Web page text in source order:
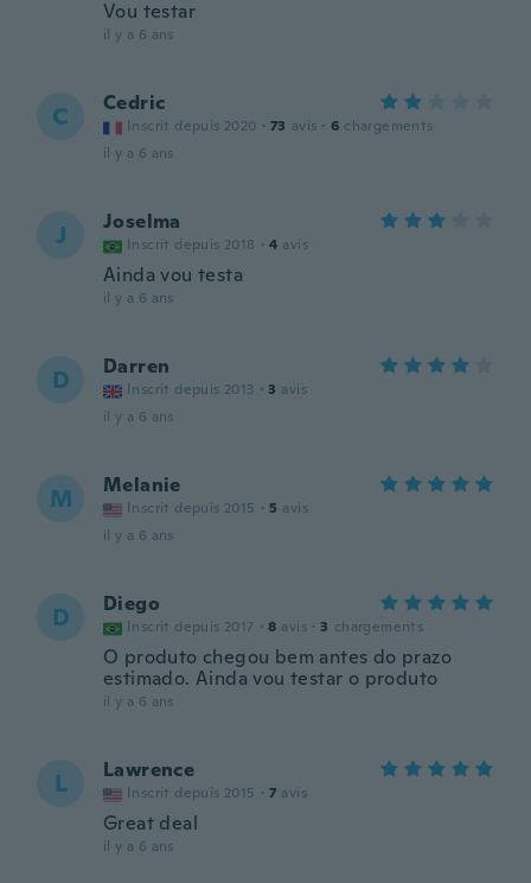
Vou testar
il y a 6 ans
C Cedric
Inscrit depuis 2020 · 73 avis · 6 chargements
il y a 6 ans
J Joselma
Inscrit depuis 2018 · 4 avis
Ainda vou testa
il y a 6 ans
D Darren
Inscrit depuis 2013 · 3 avis
il y a 6 ans
M Melanie
Inscrit depuis 2015 · 5 avis
il y a 6 ans
D Diego
Inscrit depuis 2017 · 8 avis · 3 chargements
O produto chegou bem antes do prazo
estimado. Ainda vou testar o produto
il y a 6 ans
L Lawrence
Inscrit depuis 2015 · 7 avis
Great deal
il y a 6 ans